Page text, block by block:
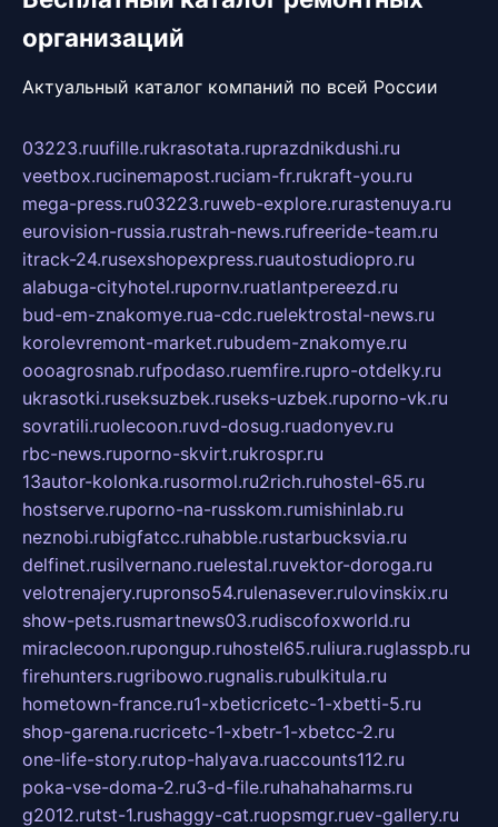
организаций
Актуальный каталог компаний по всей России
03223.ruufille.rukrasotata.ruprazdnikdushi.ru
veetbox.rucinemapost.ruciam-fr.rukraft-you.ru
mega-press.ru03223.ruweb-explore.rurastenuya.ru
eurovision-russia.rustrah-news.rufreeride-team.ru
itrack-24.rusexshopexpress.ruautostudiopro.ru
alabuga-cityhotel.rupornv.ruatlantpereezd.ru
bud-em-znakomye.rua-cdc.ruelektrostal-news.ru
korolevremont-market.rubudem-znakomye.ru
oooagrosnab.rufpodaso.ruemfire.rupro-otdelky.ru
ukrasotki.ruseksuzbek.ruseks-uzbek.ruporno-vk.ru
sovratili.ruolecoon.ruvd-dosug.ruadonyev.ru
rbc-news.ruporno-skvirt.rukrospr.ru
13autor-kolonka.rusormol.ru2rich.ruhostel-65.ru
hostserve.ruporno-na-russkom.rumishinlab.ru
neznobi.rubigfatcc.ruhabble.rustarbucksvia.ru
delfinet.rusilvernano.ruelestal.ruvektor-doroga.ru
velotrenajery.rupronso54.rulenasever.rulovinskix.ru
show-pets.rusmartnews03.rudiscofoxworld.ru
miraclecoon.rupongup.ruhostel65.ruliura.ruglasspb.ru
firehunters.rugribowo.rugnalis.rubulkitula.ru
hometown-france.ru1-xbeticricetc-1-xbetti-5.ru
shop-garena.rucricetc-1-xbetr-1-xbetcc-2.ru
one-life-story.rutop-halyava.ruaccounts112.ru
poka-vse-doma-2.ru3-d-file.ruhahahaharms.ru
g2012.rutst-1.rushaggy-cat.ruopsmgr.ruev-gallery.ru